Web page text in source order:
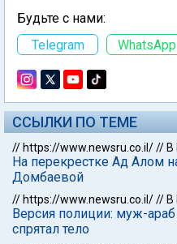
Будьте с нами:
Telegram
WhatsApp
ССЫЛКИ ПО ТЕМЕ
// https://www.newsru.co.il/// В
На перекрестке Ад Алом
Домбаевой
// https://www.newsru.co.il/// В
Версия полиции: муж-
спрятал тело